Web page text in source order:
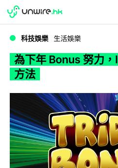
為下年 Bonus 努
WWDC 2026
科技娛樂 生活娛樂
為下年 Bonus 努力
方法